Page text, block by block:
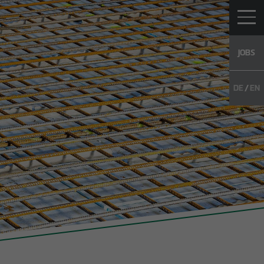
Talents
KONTAKT NACHHALTIGKEITSBERICHT
JOBS
DE EN